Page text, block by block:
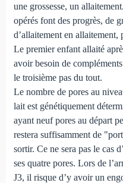
une grossesse, un
opérés font des progrès, de
d’allaitement en
Le premier enfant allaité
avoir besoin de
le troisième pas du tout.
Le nombre de pores au
lait est génétiquement
ayant neuf pores au départ
restera suffisamment de
sortir. Ce ne sera pas le cas
ses quatre pores. Lors de
J3, il risque d’y avoir un